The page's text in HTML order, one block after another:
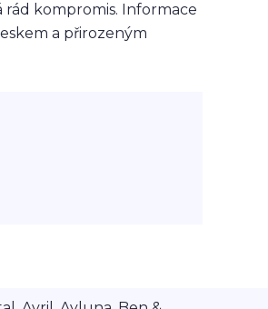
rád kompromis. Informace
a přirozeným